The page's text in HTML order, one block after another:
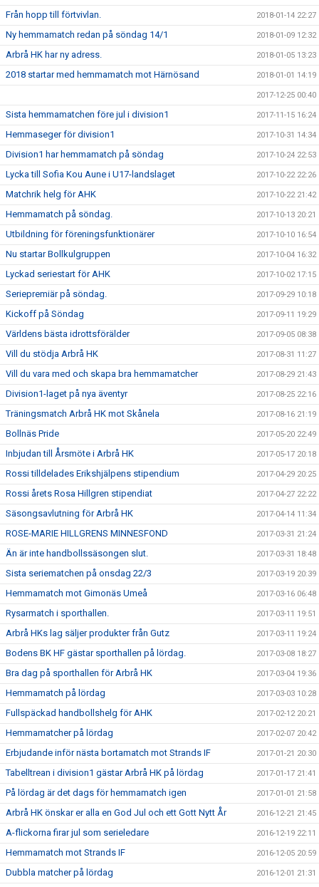
Från hopp till förtvivlan. 2018-01-14 22:27
Ny hemmamatch redan på söndag 14/1 2018-01-09 12:32
Arbrå HK har ny adress. 2018-01-05 13:23
2018 startar med hemmamatch mot Härnösand 2018-01-01 14:19
2017-12-25 00:40
Sista hemmamatchen före jul i division1 2017-11-15 16:24
Hemmaseger för division1 2017-10-31 14:34
Division1 har hemmamatch på söndag 2017-10-24 22:53
Lycka till Sofia Kou Aune i U17-landslaget 2017-10-22 22:26
Matchrik helg för AHK 2017-10-22 21:42
Hemmamatch på söndag. 2017-10-13 20:21
Utbildning för föreningsfunktionärer 2017-10-10 16:54
Nu startar Bollkulgruppen 2017-10-04 16:32
Lyckad seriestart för AHK 2017-10-02 17:15
Seriepremiär på söndag. 2017-09-29 10:18
Kickoff på Söndag 2017-09-11 19:29
Världens bästa idrottsförälder 2017-09-05 08:38
Vill du stödja Arbrå HK 2017-08-31 11:27
Vill du vara med och skapa bra hemmamatcher 2017-08-29 21:43
Division1-laget på nya äventyr 2017-08-25 22:16
Träningsmatch Arbrå HK mot Skånela 2017-08-16 21:19
Bollnäs Pride 2017-05-20 22:49
Inbjudan till Årsmöte i Arbrå HK 2017-05-17 20:18
Rossi tilldelades Erikshjälpens stipendium 2017-04-29 20:25
Rossi årets Rosa Hillgren stipendiat 2017-04-27 22:22
Säsongsavlutning för Arbrå HK 2017-04-14 11:34
ROSE-MARIE HILLGRENS MINNESFOND 2017-03-31 21:24
Än är inte handbollssäsongen slut. 2017-03-31 18:48
Sista seriematchen på onsdag 22/3 2017-03-19 20:39
Hemmamatch mot Gimonäs Umeå 2017-03-16 06:48
Rysarmatch i sporthallen. 2017-03-11 19:51
Arbrå HKs lag säljer produkter från Gutz 2017-03-11 19:24
Bodens BK HF gästar sporthallen på lördag. 2017-03-08 18:27
Bra dag på sporthallen för Arbrå HK 2017-03-04 19:36
Hemmamatch på lördag 2017-03-03 10:28
Fullspäckad handbollshelg för AHK 2017-02-12 20:21
Hemmamatcher på lördag 2017-02-07 20:42
Erbjudande inför nästa bortamatch mot Strands IF 2017-01-21 20:30
Tabelltrean i division1 gästar Arbrå HK på lördag 2017-01-17 21:41
På lördag är det dags för hemmamatch igen 2017-01-01 21:58
Arbrå HK önskar er alla en God Jul och ett Gott Nytt År 2016-12-21 21:45
A-flickorna firar jul som serieledare 2016-12-19 22:11
Hemmamatch mot Strands IF 2016-12-05 20:59
Dubbla matcher på lördag 2016-12-01 21:31